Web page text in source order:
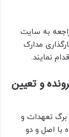
به سایت
مدارک
نمایند.
و تعیین
برگ تعهدات و
با اصل و دو